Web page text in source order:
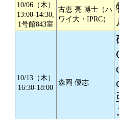
10/06（木）
13:00-14:30,
1号館843室
古恵 亮 博士（ハ
ワイ大・IPRC）
10/13（木）
16:30-18:00
森岡 優志